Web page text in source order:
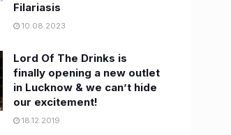
Filariasis
10.08.2023
Lord Of The Drinks is
finally opening a new outlet
in Lucknow & we can’t hide
our excitement!
18.12.2019